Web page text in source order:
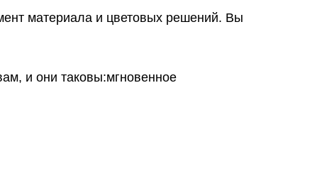
материала и цветовых решений. Вы
и они таковы:мгновенное